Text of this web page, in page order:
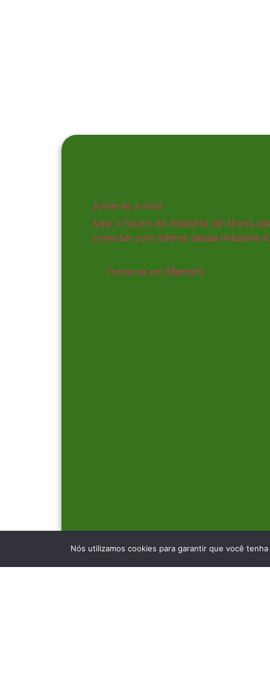
Junte-se a nós!
Aqui o futuro da indústria de ativos
conectar com líderes dessa indústria
Torne-se um Membro
Nós utilizamos cookies para garantir que você